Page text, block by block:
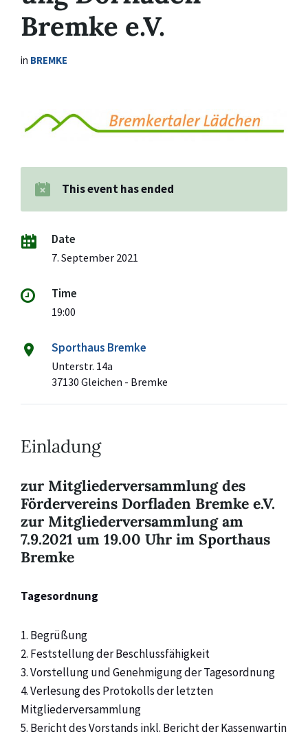
Bremke e.V.
in BREMKE
This event has ended
Date
7. September 2021
Time
19:00
Sporthaus Bremke
Unterstr. 14a
37130 Gleichen - Bremke
Einladung
zur Mitgliederversammlung des
Fördervereins Dorfladen Bremke e.V.
zur Mitgliederversammlung am
7.9.2021 um 19.00 Uhr im Sporthaus
Bremke
Tagesordnung
1. Begrüßung
2. Feststellung der Beschlussfähigkeit
3. Vorstellung und Genehmigung der Tagesordnung
4. Verlesung des Protokolls der letzten
Mitgliederversammlung
5. Bericht des Vorstands inkl. Bericht der Kassenwartin